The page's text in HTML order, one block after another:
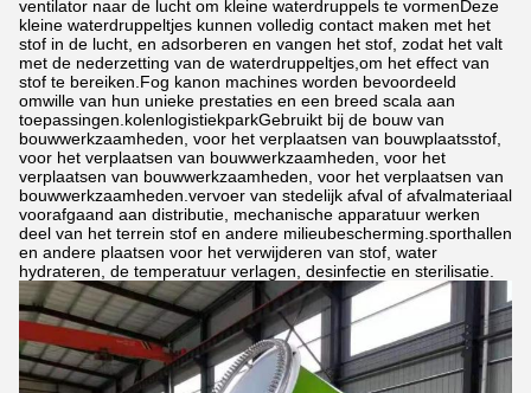
ventilator naar de lucht om kleine waterdruppels te vormenDeze
kleine waterdruppeltjes kunnen volledig contact maken met het
stof in de lucht, en adsorberen en vangen het stof, zodat het valt
met de nederzetting van de waterdruppeltjes,om het effect van
stof te bereiken.Fog kanon machines worden bevoordeeld
omwille van hun unieke prestaties en een breed scala aan
toepassingen.kolenlogistiekparkGebruikt bij de bouw van
bouwwerkzaamheden, voor het verplaatsen van bouwplaatsstof,
voor het verplaatsen van bouwwerkzaamheden, voor het
verplaatsen van bouwwerkzaamheden, voor het verplaatsen van
bouwwerkzaamheden.vervoer van stedelijk afval of afvalmateriaal
voorafgaand aan distributie, mechanische apparatuur werken
deel van het terrein stof en andere milieubescherming.sporthallen
en andere plaatsen voor het verwijderen van stof, water
hydrateren, de temperatuur verlagen, desinfectie en sterilisatie.